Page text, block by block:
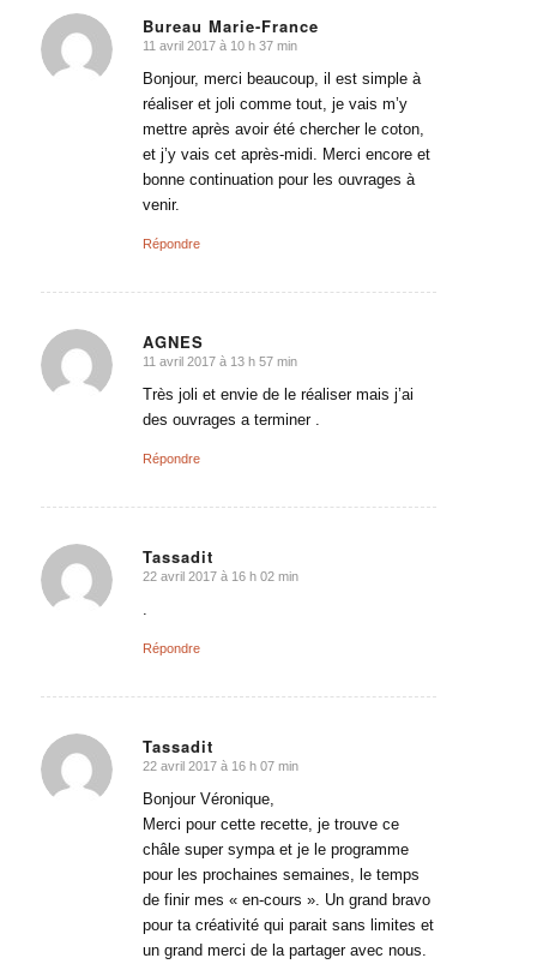
Bureau Marie-France
dit
:
11 avril 2017 à 10 h 37 min
Bonjour, merci beaucoup, il est simple à
réaliser et joli comme tout, je vais m’y
mettre après avoir été chercher le coton,
et j’y vais cet après-midi. Merci encore et
bonne continuation pour les ouvrages à
venir.
Répondre
AGNES
dit
:
11 avril 2017 à 13 h 57 min
Très joli et envie de le réaliser mais j’ai
des ouvrages a terminer .
Répondre
Tassadit
dit
:
22 avril 2017 à 16 h 02 min
.
Répondre
Tassadit
dit
:
22 avril 2017 à 16 h 07 min
Bonjour Véronique,
Merci pour cette recette, je trouve ce
châle super sympa et je le programme
pour les prochaines semaines, le temps
de finir mes « en-cours ». Un grand bravo
pour ta créativité qui parait sans limites et
un grand merci de la partager avec nous.